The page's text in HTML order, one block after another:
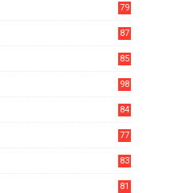
79
87
85
98
84
77
83
81